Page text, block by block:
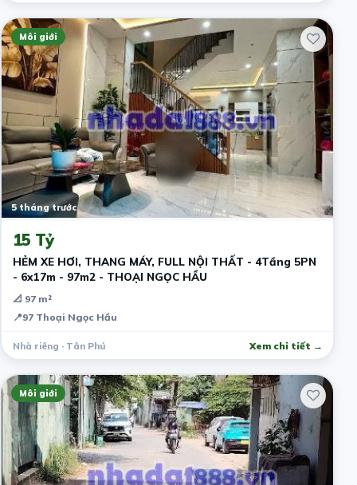
Môi giới
5 tháng trước
15 Tỷ
HẺM XE HƠI, THANG MÁY, FULL NỘI THẤT - 4Tầng 5PN
- 6x17m - 97m2 - THOẠI NGỌC HẦU
📐 97 m²
📍97 Thoại Ngọc Hầu
Nhà riêng · Tân Phú Xem chi tiết →
Môi giới